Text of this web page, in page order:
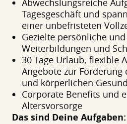
Abwechslungsreiche
Tagesgeschäft und
einer unbefristeten
Gezielte persönliche
Weiterbildungen und
30 Tage Urlaub, flexible
Angebote zur
und körperlichen
Corporate Benefits und
Altersvorsorge
Das sind Deine Aufgaben: